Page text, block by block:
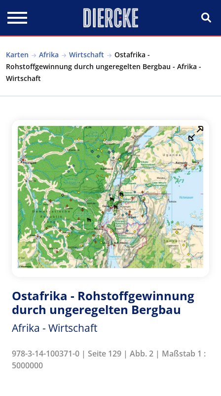
Karten Afrika Wirtschaft
Ostafrika -
Rohstoffgewinnung durch ungeregelten Bergbau - Afrika -
Wirtschaft
Ostafrika - Rohstoffgewinnung
durch ungeregelten Bergbau
Afrika - Wirtschaft
978-3-14-100371-0 | Seite 129 | Abb. 2 | Maßstab 1 :
5000000